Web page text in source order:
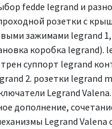
fedde legrand и
розетки с
зажимами legrand
коробка legrand).
суппорт legrand
2. розетки legrand
Legrand
дополнение,
Legrand Valena